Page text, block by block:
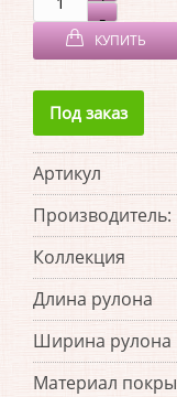
КУПИТЬ
Под заказ
Артикул
Производитель:
Коллекция
Длина рулона
Ширина рулона
Материал